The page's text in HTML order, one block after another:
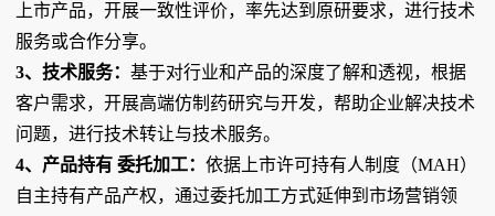
上市产品，开展一致性评价，率先达到原研要求，进行技术
服务或合作分享。
3、技术服务： 基于对行业和产品的深度了解和透视，根据
客户需求，开展高端仿制药研究与开发，帮助企业解决技术
问题，进行技术转让与技术服务。
4、产品持有 委托加工： 依据上市许可持有人制度（MAH）
自主持有产品产权，通过委托加工方式延伸到市场营销领